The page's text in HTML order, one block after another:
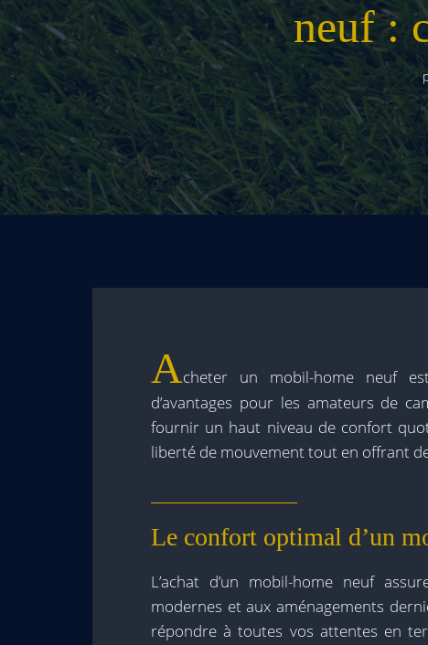
neuf :
Acheter un mobil-home neuf
d’avantages pour les amateurs de
fournir un haut niveau de confort
liberté de mouvement tout en offrant
Le confort optimal d’un
L’achat d’un mobil-home neuf
modernes et aux aménagements
répondre à toutes vos attentes en